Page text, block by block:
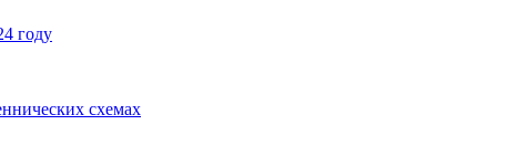
году
схемах